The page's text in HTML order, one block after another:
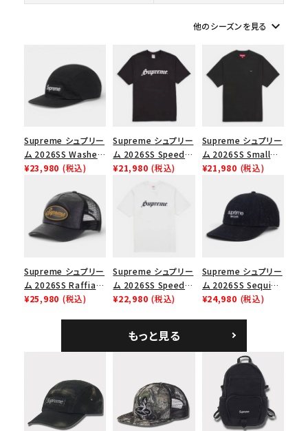
並び順
価格から探す
円 ～
円
在庫のない商品を表示する
絞り込んで検索する
他のシーズンを見る keyboard_arrow_down
Supreme シュプリー
ム 2026SS Washed
Chino Twill Camp
ノツイル キャンプキャ
ップ ブラック
¥23,980 (税込)
Supreme シュプリー
ム 2026SS Speed
Tee スピードTシャツ
¥21,980 (税込)
Supreme シュプリー
ム 2026SS Small
Box Tee スモールボ
¥21,980 (税込)
Supreme シュプリー
ム 2026SS Raffia
Mesh Back 5-Panel
¥25,980 (税込)
Supreme シュプリー
ム 2026SS Speed
Tee スピードTシャツ
¥22,980 (税込)
Supreme シュプリー
ム 2026SS Sequin
Denim Classic
シックロゴ 6パネルキ
ャップ ブラック
¥24,980 (税込)
もっと見る